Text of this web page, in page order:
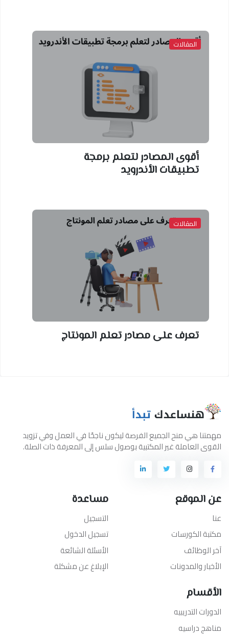
المقالات
أقوى المصادر لتعلم برمجة
تطبيقات الأندرويد
المقالات
تعرف على مصادر تعلم المونتاج
مهمتنا هي منح الجميع الفرصة ليكون ناجحًا في العمل وفي تزويد
القوى العاملة غير المكتبية بوصول سلس إلى المعرفة ذات الصلة.
عن الموقع
عنا
مكتبة الكورسات
آخر الوظائف
الأخبار والمدونات
مساعدة
التسجيل
تسجيل الدخول
الأسئلة الشائعة
الإبلاغ عن مشكلة
الأقسام
الدورات التدريبيه
مناهج دراسيه